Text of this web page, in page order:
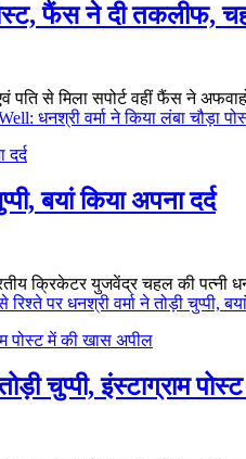
फैंस ने दी तकलीफ,
एवं पति से मिला सपोर्ट वहीं फैंस
धनश्री वर्मा ने किया लंबा चौड़ा
बयां किया अपना दर्द
क्रिकेटर युजवेंद्र चहल की
पर धनश्री वर्मा ने तोड़ी चुप्पी,
चुप्पी, इंस्टाग्राम